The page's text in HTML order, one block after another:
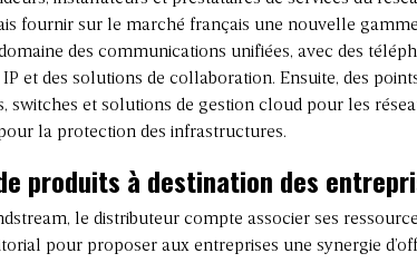
fournir sur le marché français une nouvelle
des communications unifiées, avec des
IP et des solutions de collaboration. Ensuite, des
switches et solutions de gestion cloud pour les
la protection des infrastructures.
produits à destination des
le distributeur compte associer ses
pour proposer aux entreprises une synergie